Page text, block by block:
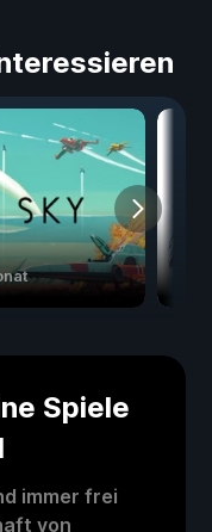
Spiele
immer frei
von